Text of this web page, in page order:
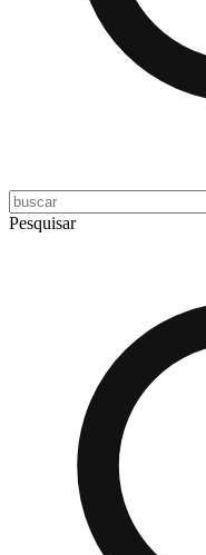
Pesquisar